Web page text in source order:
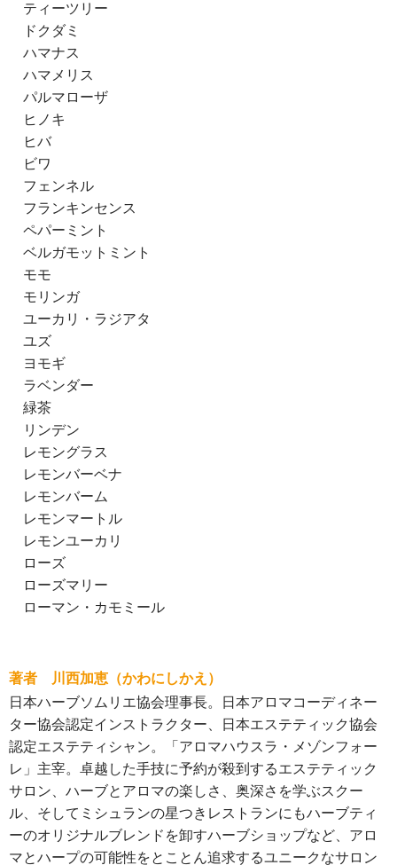
ティーツリー
ドクダミ
ハマナス
ハマメリス
パルマローザ
ヒノキ
ヒバ
ビワ
フェンネル
フランキンセンス
ペパーミント
ベルガモットミント
モモ
モリンガ
ユーカリ・ラジアタ
ユズ
ヨモギ
ラベンダー
緑茶
リンデン
レモングラス
レモンバーベナ
レモンバーム
レモンマートル
レモンユーカリ
ローズ
ローズマリー
ローマン・カモミール
著者 川西加恵（かわにしかえ）
日本ハーブソムリエ協会理事長。日本アロマコーディネー
ター協会認定インストラクター、日本エステティック協会
認定エステティシャン。「アロマハウスラ・メゾンフォー
レ」主宰。卓越した手技に予約が殺到するエステティック
サロン、ハーブとアロマの楽しさ、奥深さを学ぶスクー
ル、そしてミシュランの星つきレストランにもハーブティ
ーのオリジナルブレンドを卸すハーブショップなど、アロ
マとハープの可能性をとことん追求するユニークなサロン